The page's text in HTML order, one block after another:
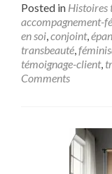
about
de
Fauve
:
complicité
Posted in Histoires
accompagnement-
en soi,conjoint,
transbeauté,
témoignage-client,
Comments